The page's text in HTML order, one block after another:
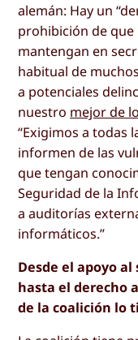
alemán: Hay un
prohibición de que
mantengan en
habitual de
a potenciales
nuestro mejor de
“Exigimos a todas
informen de las
que tengan
Seguridad de la
a auditorías
informáticos.”
Desde el apoyo
hasta el derecho
de la coalición lo